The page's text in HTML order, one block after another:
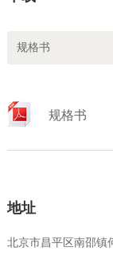
规格书
规格书
地址
北京市昌平区南邵镇